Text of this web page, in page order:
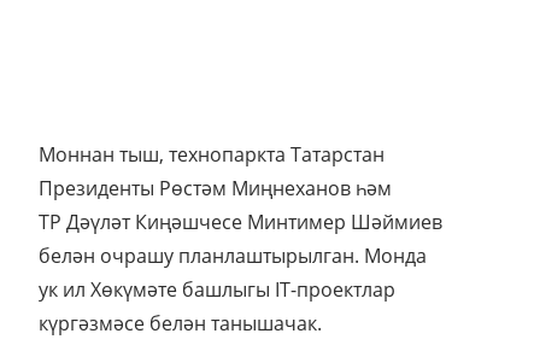
Моннан тыш, технопаркта Татарстан
Президенты Рөстәм Миңнеханов һәм
ТР Дәүләт Киңәшчесе Минтимер Шәймиев
белән очрашу планлаштырылган. Монда
ук ил Хөкүмәте башлыгы IT-проектлар
күргәзмәсе белән танышачак.